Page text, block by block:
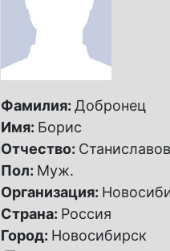
Фамилия: Добронец
Имя: Борис
Отчество:
Пол: Муж.
Организация:
Страна: Россия
Город: Новосибирск